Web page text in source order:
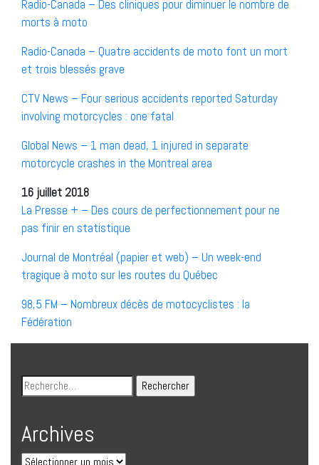
Radio-Canada – Des cliniques pour diminuer le nombre de
morts à moto
Radio-Canada – Quatre accidents de moto font un mort
et trois blessés grave
CTV News – Four serious accidents reported Saturday
involving motorcycles : one fatal
Global News – 1 man dead, 1 injured in separate
motorcycle crashes in the Montreal area
16 juillet 2018
La Presse + – Des cours de perfectionnement pour ne
pas finir en statistique
Journal de Montréal (papier et web) – Un week-end
tragique à moto sur les routes du Québec
98,5 FM – Nombreux décès de motocyclistes : la
Fédération
Archives